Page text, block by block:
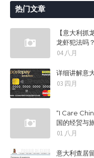
热门文章
【意大利抓
龙虾犯法吗？
04 八月
详细讲解意
03 四月
“I Care
国的经贸与
01 八月
意大利查居